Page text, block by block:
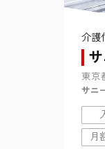
介護
東京
サニ
月